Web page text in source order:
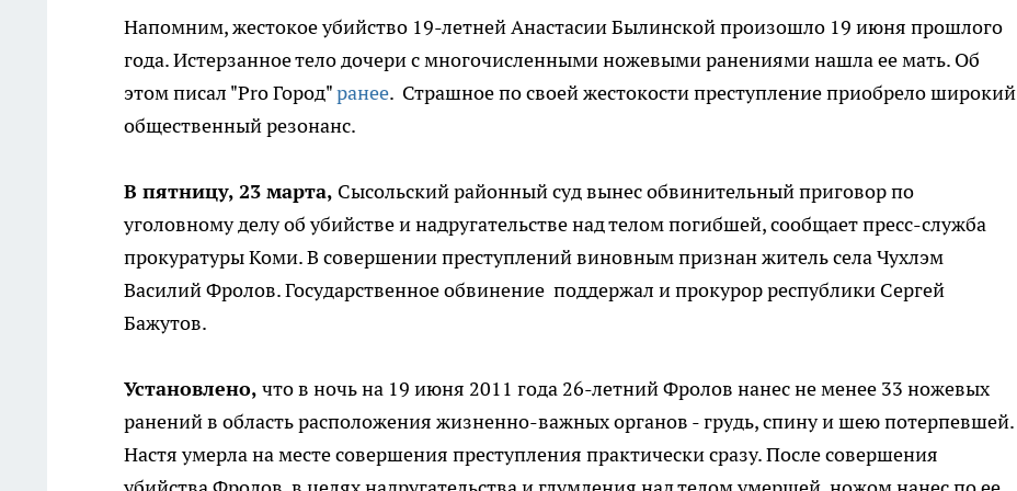
Напомним, жестокое убийство 19-летней Анастасии Былинской произошло 19 июня прошлого
года. Истерзанное тело дочери с многочисленными ножевыми ранениями нашла ее мать. Об
этом писал "Pro Город"ранее. Страшное по своей жестокости преступление приобрело широкий
общественный резонанс.
В пятницу, 23 марта, Сысольский районный суд вынес обвинительный приговор по
уголовному делу об убийстве и надругательстве над телом погибшей, сообщает пресс-служба
прокуратуры Коми. В совершении преступлений виновным признан житель села Чухлэм
Василий Фролов. Государственное обвинение поддержал и прокурор республики Сергей
Бажутов.
Установлено, что в ночь на 19 июня 2011 года 26-летний Фролов нанес не менее 33 ножевых
ранений в область расположения жизненно-важных органов - грудь, спину и шею потерпевшей.
Настя умерла на месте совершения преступления практически сразу. После совершения